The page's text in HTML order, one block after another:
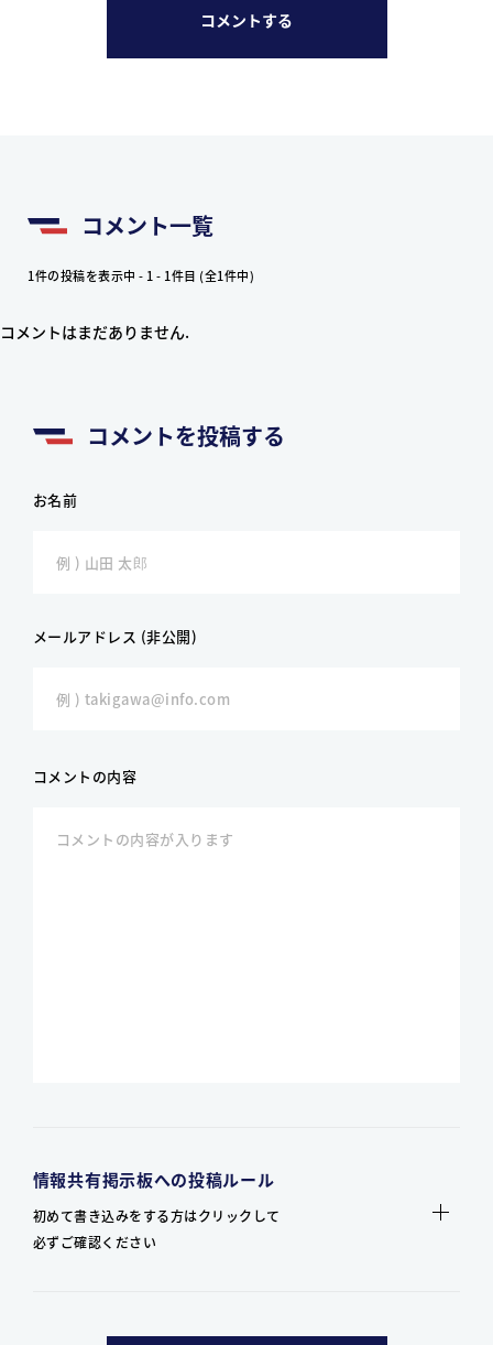
コメントする
コメント一覧
1件の投稿を表示中 - 1 - 1件目 (全1件中)
コメントはまだありません.
コメントを投稿する
お名前
メールアドレス (非公開)
コメントの内容
情報共有掲示板への投稿ルール
初めて書き込みをする方はクリックして
必ずご確認ください